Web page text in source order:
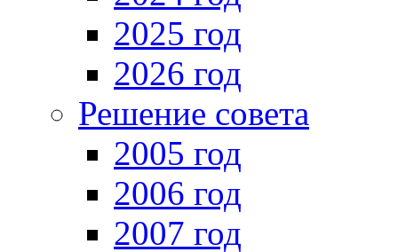
2025 год
2026 год
Решение совета
2005 год
2006 год
2007 год